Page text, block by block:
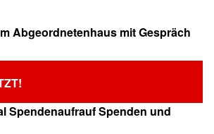
Abgeordnetenhaus mit Gespräch